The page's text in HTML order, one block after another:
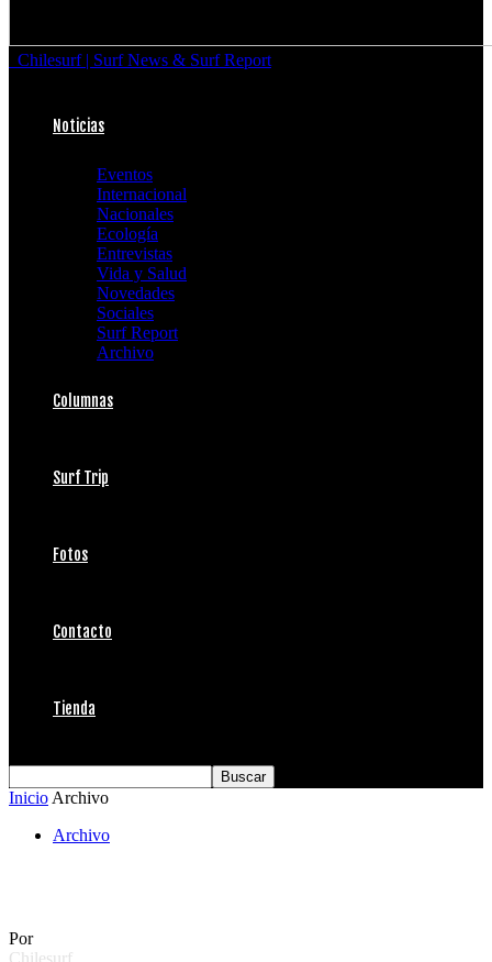
Chilesurf | Surf News & Surf Report
Noticias
Eventos
Internacional
Nacionales
Ecología
Entrevistas
Vida y Salud
Novedades
Sociales
Surf Report
Archivo
Columnas
Surf Trip
Fotos
Contacto
Tienda
Inicio Archivo
Archivo
Por
Chilesurf